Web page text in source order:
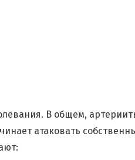
В общем,
атаковать